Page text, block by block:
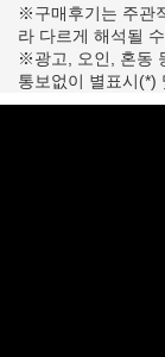
※구매후기는 주관
라 다르게 해석될
※광고, 오인, 혼동
통보없이 별표시(*)